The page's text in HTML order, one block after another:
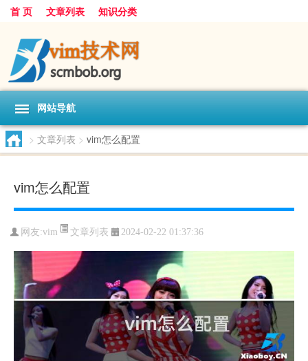
首 页 文章列表 知识分类
网站导航
> 文章列表 > vim怎么配置
vim怎么配置
网友:vim 文章列表 2024-02-22 01:37:36